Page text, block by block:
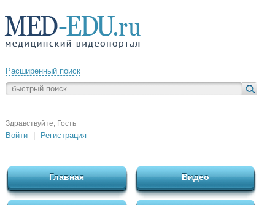
Расширенный поиск
Здравствуйте, Гость
Войти Регистрация
Главная Видео